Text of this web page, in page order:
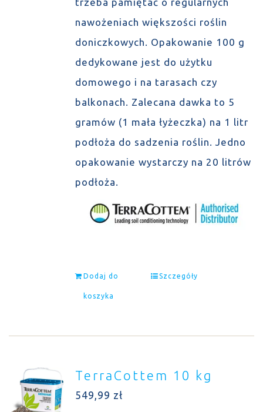
nawożeniach większości roślin
doniczkowych. Opakowanie 100 g
dedykowane jest do użytku
domowego i na tarasach czy
balkonach. Zalecana dawka to 5
gramów (1 mała łyżeczka) na 1 litr
podłoża do sadzenia roślin. Jedno
opakowanie wystarczy na 20 litrów
podłoża.
Dodaj do
koszyka
Szczegóły
TerraCottem 10 kg
549,99 zł